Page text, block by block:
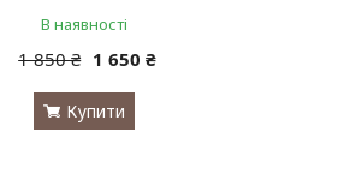
В наявності
1 850 ₴ 1 650 ₴
Купити